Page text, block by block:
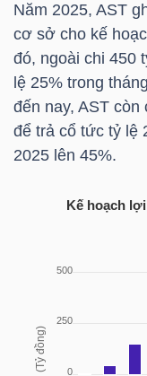
Năm 2025, AST
cơ sở cho kế
đó, ngoài chi 450
lệ 25% trong
đến nay, AST còn
để trả cổ tức tỷ lệ
2025 lên 45%.
Kế hoạch
TÀI
CHÍNH
HÀNG
HÓA
THẾ
GIỚI